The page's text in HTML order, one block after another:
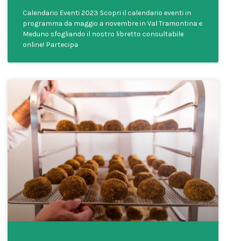
Calendario Eventi 2023 Scopri il calendario eventi in
programma da maggio a novembre in Val Tramontina e
Meduno sfogliando il nostro libretto consultabile
online! Partecipa